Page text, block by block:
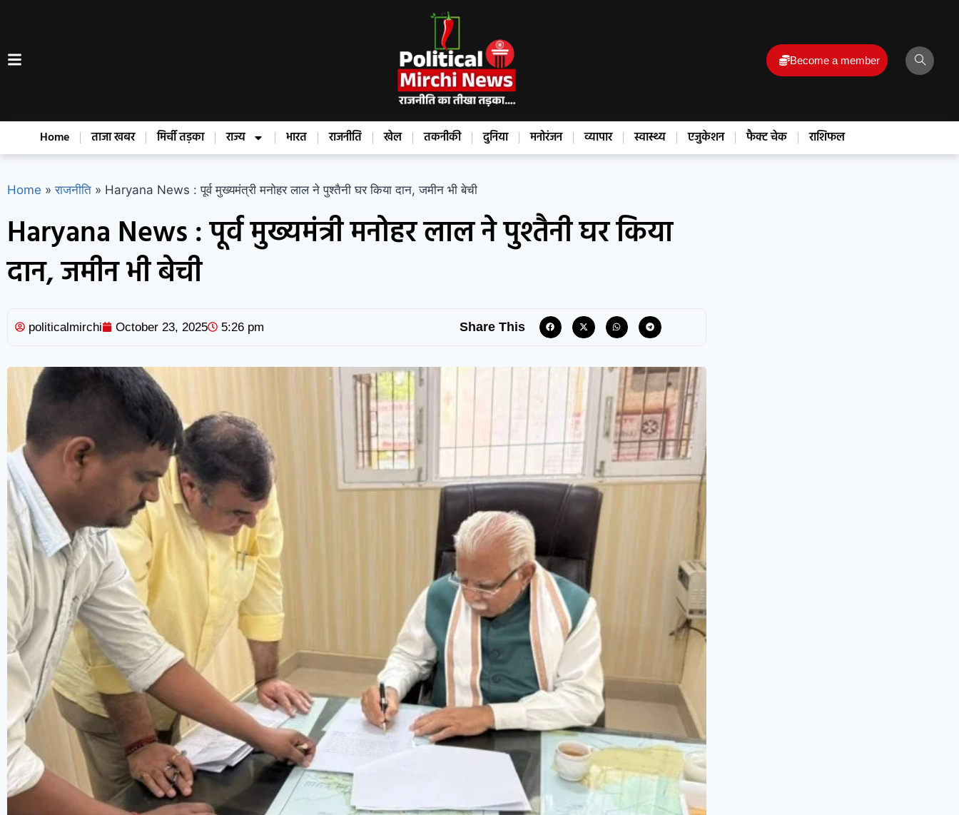
Become a member
Home ताजा खबर मिर्ची तड़का राज्य भारत राजनीति खेल तकनीकी दुनिया मनोरंजन व्यापार स्वास्थ्य एजुकेशन फैक्ट चेक राशिफल
Home » राजनीति » Haryana News : पूर्व मुख्यमंत्री मनोहर लाल ने पुश्तैनी घर किया दान, जमीन भी बेची
Haryana News : पूर्व मुख्यमंत्री मनोहर लाल ने पुश्तैनी घर किया
दान, जमीन भी बेची
politicalmirchi October 23, 2025 5:26 pm Share This